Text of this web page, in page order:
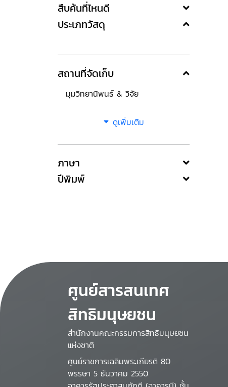
สืบค้นที่ไหนดี
ประเภทวัสดุ
สถานที่จัดเก็บ
มุมวิทยานิพนธ์ & วิจัย
ดูเพิ่มเติม
ภาษา
ปีพิมพ์
ศูนย์สารสนเทศ
สิทธิมนุษยชน
สำนักงานคณะกรรมการสิทธิมนุษยชน
แห่งชาติ
ศูนย์ราชการเฉลิมพระเกียรติ 80
พรรษา 5 ธันวาคม 2550